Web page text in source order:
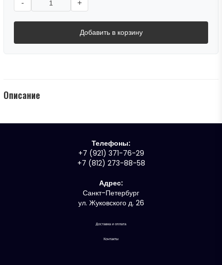
- +
Добавить в корзину
Описание
Телефоны:
+7 (921) 371-76-29
+7 (812) 273-88-58
Адрес:
Санкт-Петербург
ул. Жуковского д. 26
Доставка и оплата
Контакты